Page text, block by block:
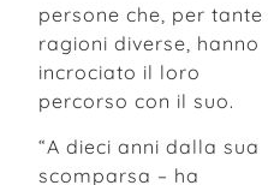
persone che, per tante
ragioni diverse, hanno
incrociato il loro
percorso con il suo.
“A dieci anni dalla sua
scomparsa – ha